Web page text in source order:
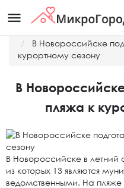
menu
В Новороссийске
курортному сезону
В
пляжа к
В Новороссийске в летний
из которых 13 являются
ведомственными. На пляже